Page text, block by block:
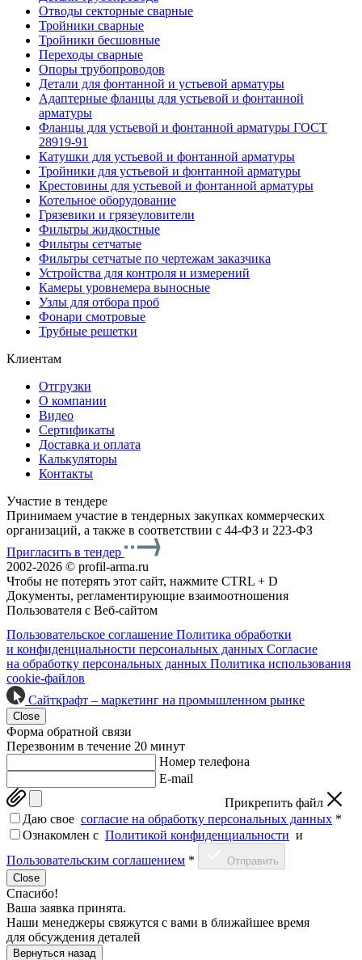
Отводы секторные сварные
Тройники сварные
Тройники бесшовные
Переходы сварные
Опоры трубопроводов
Детали для фонтанной и устьевой арматуры
Адаптерные фланцы для устьевой и фонтанной
арматуры
Фланцы для устьевой и фонтанной арматуры ГОСТ
28919-91
Катушки для устьевой и фонтанной арматуры
Тройники для устьевой и фонтанной арматуры
Крестовины для устьевой и фонтанной арматуры
Котельное оборудование
Грязевики и грязеуловители
Фильтры жидкостные
Фильтры сетчатые
Фильтры сетчатые по чертежам заказчика
Устройства для контроля и измерений
Камеры уровнемера выносные
Узлы для отбора проб
Фонари смотровые
Трубные решетки
Клиентам
Отгрузки
О компании
Видео
Сертификаты
Доставка и оплата
Калькуляторы
Контакты
Участие в тендере
Принимаем участие в тендерных закупках коммерческих
организаций, а также в соответствии с 44-ФЗ и 223-ФЗ
Пригласить в тендер
2002-2026 © profil-arma.ru
Чтобы не потерять этот сайт, нажмите CTRL + D
Документы, регламентирующие взаимоотношения
Пользователя с Веб-сайтом
Пользовательское соглашение Политика обработки
и конфиденциальности персональных данных Согласие
на обработку персональных данных Политика использования
cookie-файлов
Сайткрафт – маркетинг на промышленном рынке
Close
Форма обратной связи
Перезвоним в течение 20 минут
Номер телефона
E-mail
Прикрепить файл
Даю свое согласие на обработку персональных данных *
Ознакомлен c Политикой конфиденциальности и
Пользовательским соглашением *
Отправить
Close
Спасибо!
Ваша заявка принята.
Наши менеджеры свяжутся с вами в ближайшее время
для обсуждения деталей
Вернуться назад